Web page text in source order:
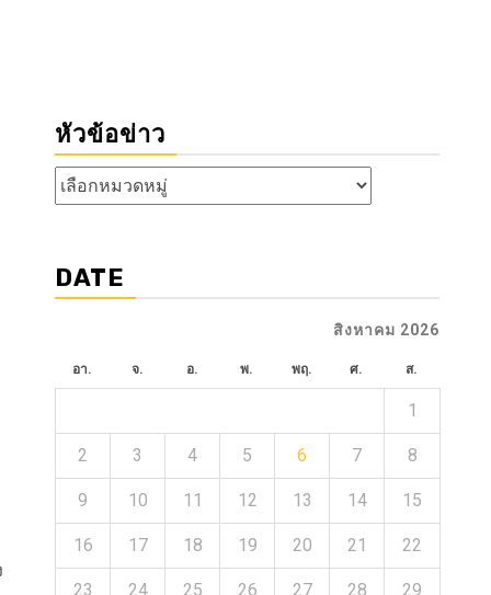
หัวข้อข่าว
หัวข้อ
ข่าว
DATE
สิงหาคม 2026
อา. จ. อ. พ. พฤ. ศ. ส.
1
2 3 4 5 6 7 8
9 10 11 12 13 14 15
16 17 18 19 20 21 22
23 24 25 26 27 28 29